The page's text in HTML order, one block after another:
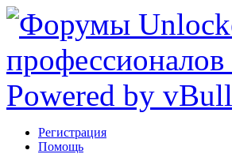
Регистрация
Помощь